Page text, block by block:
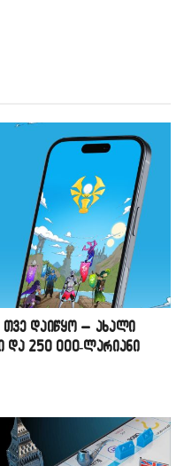
თვე დაიწყო – ახალი
და 250 000-ლარიანი